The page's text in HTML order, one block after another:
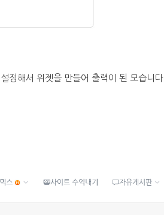
정해서 위젯을 만들어 출력이 된 모습니다.